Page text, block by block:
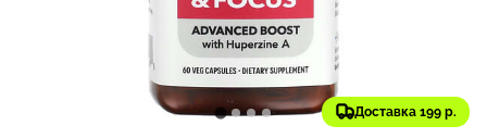
Доставка 199 р.